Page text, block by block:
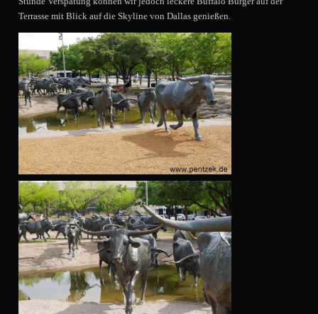
Terrasse mit Blick auf die Skyline von Dallas genießen.